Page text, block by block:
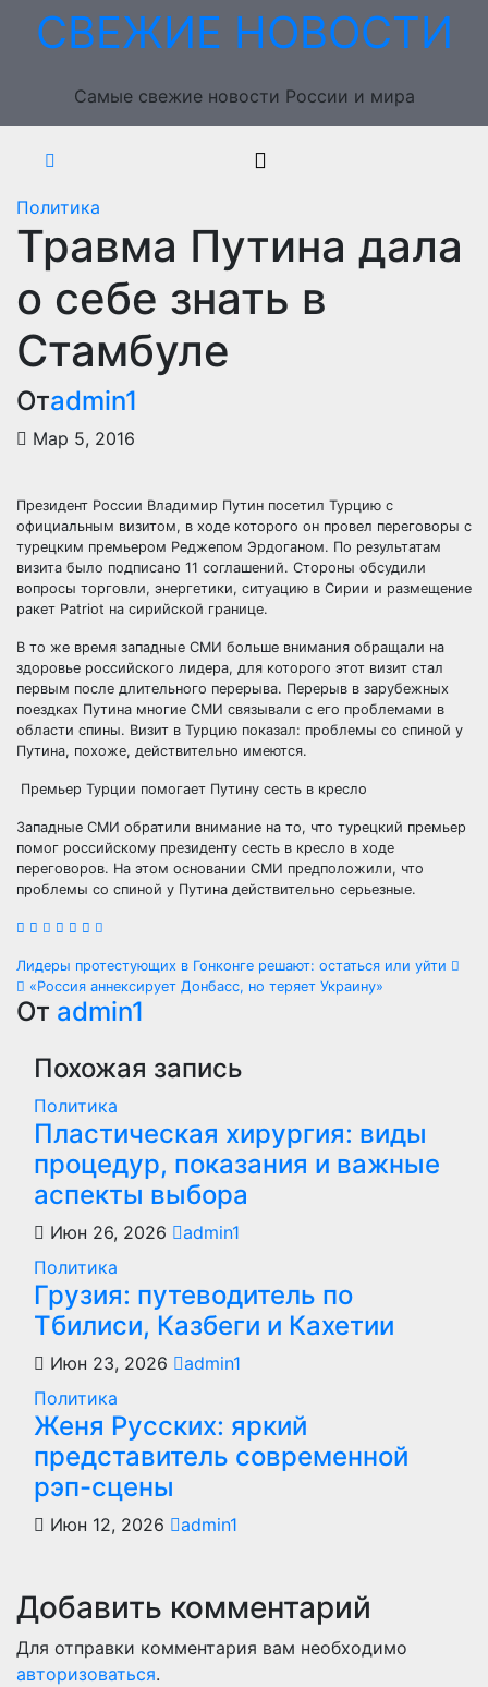
ПерейтиСВЕЖИЕ НОВОСТИ
Самые свежие новости России и мира
Политика
Травма Путина дала
о себе знать в
Стамбуле
Отadmin1
Мар 5, 2016
Президент России Владимир Путин посетил Турцию с
официальным визитом, в ходе которого он провел переговоры с
турецким премьером Реджепом Эрдоганом. По результатам
визита было подписано 11 соглашений. Стороны обсудили
вопросы торговли, энергетики, ситуацию в Сирии и размещение
ракет Patriot на сирийской границе.
В то же время западные СМИ больше внимания обращали на
здоровье российского лидера, для которого этот визит стал
первым после длительного перерыва. Перерыв в зарубежных
поездках Путина многие СМИ связывали с его проблемами в
области спины. Визит в Турцию показал: проблемы со спиной у
Путина, похоже, действительно имеются.
Премьер Турции помогает Путину сесть в кресло
Западные СМИ обратили внимание на то, что турецкий премьер
помог российскому президенту сесть в кресло в ходе
переговоров. На этом основании СМИ предположили, что
проблемы со спиной у Путина действительно серьезные.
Навигация
по
записям
Лидеры протестующих в Гонконге решают: остаться или уйти
«Россия аннексирует Донбасс, но теряет Украину»
От admin1
Похожая запись
Политика
Пластическая хирургия: виды
процедур, показания и важные
аспекты выбора
Июн 26, 2026
admin1
Политика
Грузия: путеводитель по
Тбилиси, Казбеги и Кахетии
Июн 23, 2026
admin1
Политика
Женя Русских: яркий
представитель современной
рэп-сцены
Июн 12, 2026 admin1
Добавить комментарий
Для отправки комментария вам необходимо
авторизоваться.